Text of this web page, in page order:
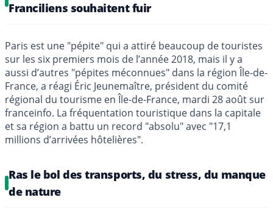
Franciliens souhaitent fuir
Paris est une "pépite" qui a attiré beaucoup de touristes
sur les six premiers mois de l’année 2018, mais il y a
aussi d’autres "pépites méconnues" dans la région Île-de-
France, a réagi Éric Jeunemaître, président du comité
régional du tourisme en Île-de-France, mardi 28 août sur
franceinfo. La fréquentation touristique dans la capitale
et sa région a battu un record "absolu" avec "17,1
millions d’arrivées hôtelières".
Ras le bol des transports, du stress, du manque
de nature